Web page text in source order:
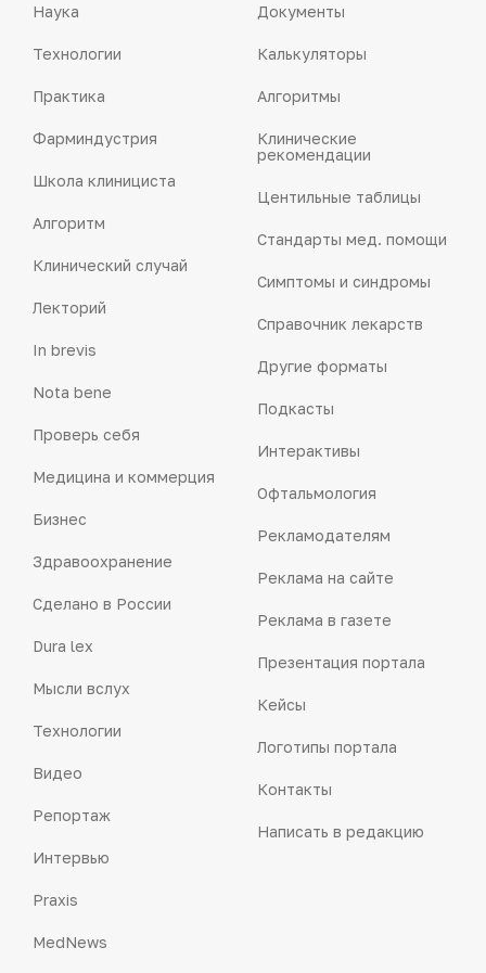
Наука
Технологии
Практика
Фарминдустрия
Школа клинициста
Алгоритм
Клинический случай
Лекторий
In brevis
Nota bene
Проверь себя
Медицина и коммерция
Бизнес
Здравоохранение
Сделано в России
Dura lex
Мысли вслух
Технологии
Видео
Репортаж
Интервью
Praxis
MedNews
Документы
Калькуляторы
Алгоритмы
Клинические
рекомендации
Центильные таблицы
Стандарты мед. помощи
Симптомы и синдромы
Справочник лекарств
Другие форматы
Подкасты
Интерактивы
Офтальмология
Рекламодателям
Реклама на сайте
Реклама в газете
Презентация портала
Кейсы
Логотипы портала
Контакты
Написать в редакцию